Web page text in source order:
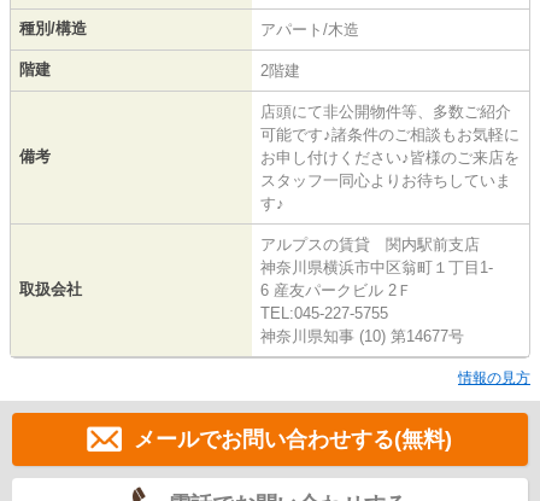
種別/構造 アパート/木造
階建 2階建
備考
店頭にて非公開物件等、多数ご紹介
可能です♪諸条件のご相談もお気軽に
お申し付けください♪皆様のご来店を
スタッフ一同心よりお待ちしていま
す♪
取扱会社
アルプスの賃貸 関内駅前支店
神奈川県横浜市中区翁町１丁目1-
6 産友パークビル 2Ｆ
TEL:045-227-5755
神奈川県知事 (10) 第14677号
情報の見方
メールでお問い合わせする(無料)